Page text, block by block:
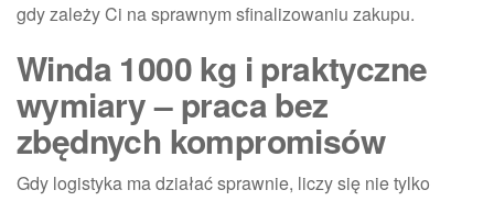
gdy zależy Ci na sprawnym sfinalizowaniu zakupu.
Winda 1000 kg i praktyczne
wymiary – praca bez
zbędnych kompromisów
Gdy logistyka ma działać sprawnie, liczy się nie tylko